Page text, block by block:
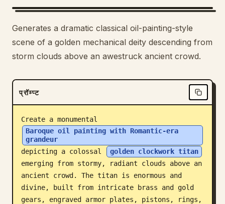
कौशल
प्रॉम्प्ट
डाउनलोड
अपडेट
Generates a dramatic classical oil-painting-style
scene of a golden mechanical deity descending from
storm clouds above an awestruck ancient crowd.
प्रॉम्प्ट
Create a monumental
Baroque oil painting with Romantic-era
grandeur
depicting a colossal
golden clockwork titan
emerging from stormy, radiant clouds above an
ancient crowd. The titan is enormous and
divine, built from intricate brass and gold
gears, engraved armor plates, pistons, rings,